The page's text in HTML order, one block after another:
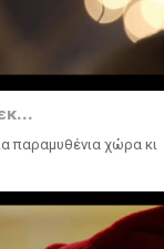
παραμυθένια χώρα κι